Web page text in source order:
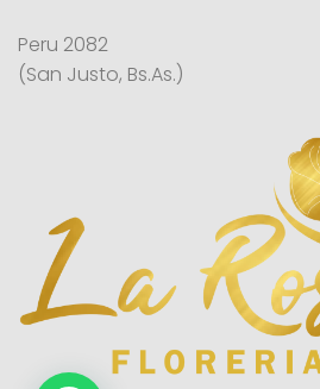
Peru 2082
(San Justo, Bs.As.)